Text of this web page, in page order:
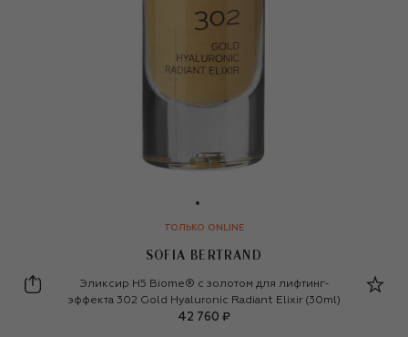
ТОЛЬКО ONLINE
SOFIA BERTRAND
Sofia Bertrand
Эликсир H5 Biome® с золотом для лифтинг-
эффекта 302 Gold Hyaluronic Radiant Elixir (30ml)
42 760 ₽